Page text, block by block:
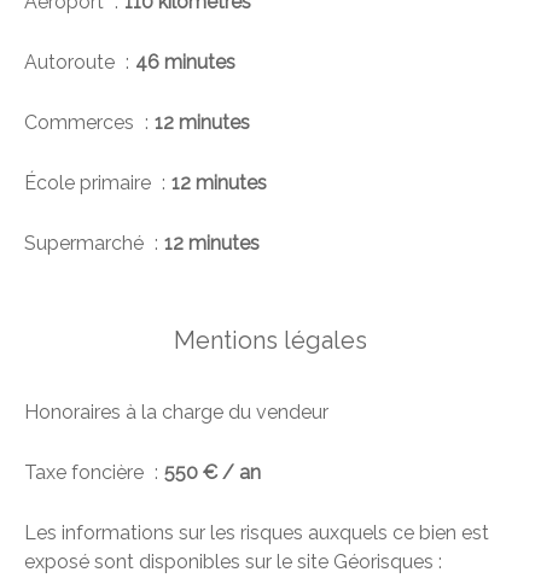
Autoroute 46 minutes
Commerces 12 minutes
École primaire 12 minutes
Supermarché 12 minutes
Mentions légales
Honoraires à la charge du vendeur
Taxe foncière 550 € / an
Les informations sur les risques auxquels ce bien est
exposé sont disponibles sur le site Géorisques :